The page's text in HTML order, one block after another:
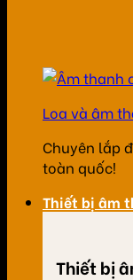
Loa và âm
Chuyên lắp
toàn quốc!
Thiết bị âm
Thiết bị